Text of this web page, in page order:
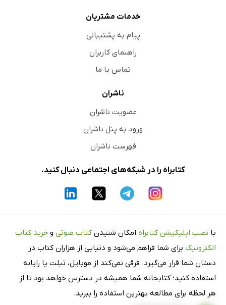
خدمات مشتریان
پیام به پشتیبانی
راهنمای کاربران
تماس با ما
ناشران
عضویت ناشران
ورود به پنل ناشران
فهرست ناشران
کتابراه را در شبکه‌های اجتماعی دنبال کنید.
با نصب اپلیکیشن کتابراه امکان شنیدن کتاب صوتی و خرید کتاب
الکترونیک برای شما فراهم می‌شود و دنیایی از هزاران کتاب در
دستان شما قرار می‌گیرد. فرقی نمی‌کند از موبایل، تبلت یا رایانه
استفاده کنید؛ کتابخانه شما همیشه در دسترس خواهد بود تا از
هر لحظه برای مطالعه بهترین استفاده را ببرید.